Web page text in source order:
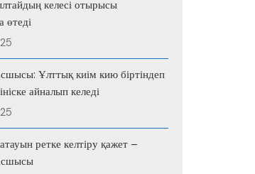
келесі отырысы
өтеді
Ұлттық киім кию біртіндеп
айналып келеді
ретке келтіру қажет –